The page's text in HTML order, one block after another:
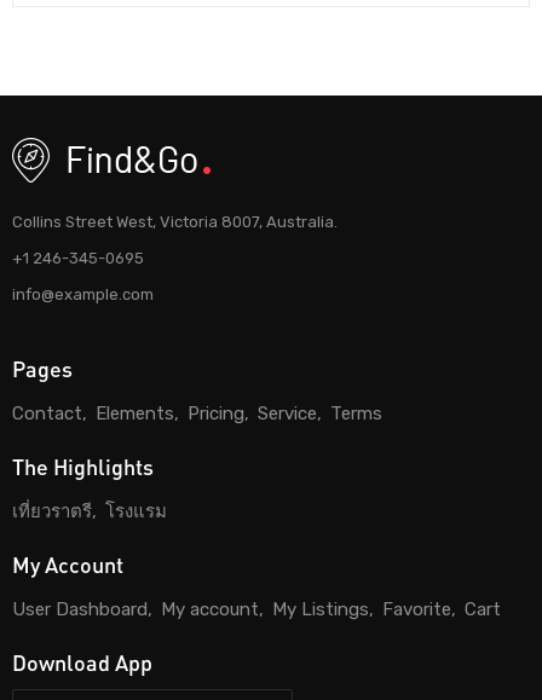
Collins Street West, Victoria 8007, Australia.
+1 246-345-0695
info@example.com
Pages
Contact Elements Pricing Service Terms
The Highlights
เที่ยวราตรี โรงแรม
My Account
User Dashboard My account My Listings Favorite Cart
Download App